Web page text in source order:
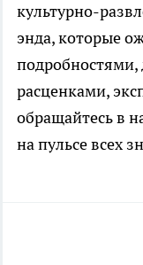
культурно-
энда, которые
расценками,
обращайтесь в
на пульсе всех